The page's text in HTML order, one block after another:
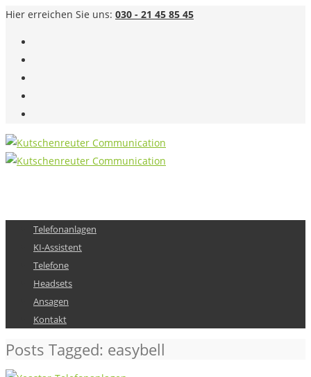
Hier erreichen Sie uns: 030 - 21 45 85 45
Telefonanlagen
KI-Assistent
Telefone
Headsets
Ansagen
Kontakt
Posts Tagged: easybell